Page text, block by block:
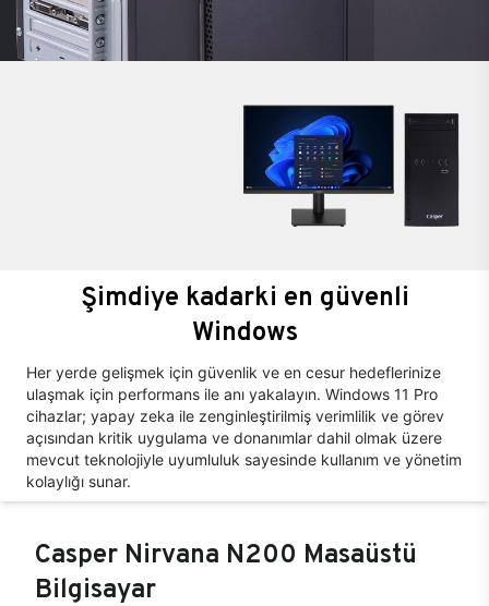
Şimdiye kadarki en güvenli
Windows
Her yerde gelişmek için güvenlik ve en cesur hedeflerinize
ulaşmak için performans ile anı yakalayın. Windows 11 Pro
cihazlar; yapay zeka ile zenginleştirilmiş verimlilik ve görev
açısından kritik uygulama ve donanımlar dahil olmak üzere
mevcut teknolojiyle uyumluluk sayesinde kullanım ve yönetim
kolaylığı sunar.
Casper Nirvana N200 Masaüstü
Bilgisayar